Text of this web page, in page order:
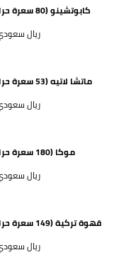
كابوتشينو (80 سعرة حرارية)
52 ريال
ماتشا لاتيه (53 سعرة حرارية)
63 ريال
موكا (180 سعرة حرارية)
58 ريال
قهوة تركية (149 سعرة حرارية)
48 ريال